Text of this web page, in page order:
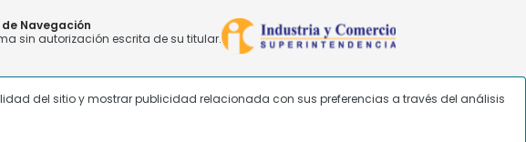
del sitio y mostrar publicidad relacionada con sus preferencias a través del análisis